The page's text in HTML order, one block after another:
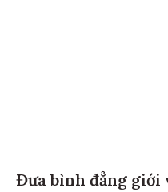
Đưa bình đẳng giới